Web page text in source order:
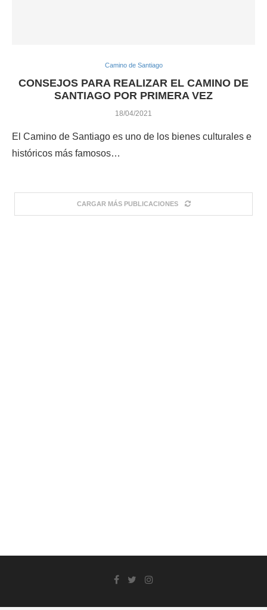
Camino de Santiago
CONSEJOS PARA REALIZAR EL CAMINO DE
SANTIAGO POR PRIMERA VEZ
18/04/2021
El Camino de Santiago es uno de los bienes culturales e
históricos más famosos…
CARGAR MÁS PUBLICACIONES